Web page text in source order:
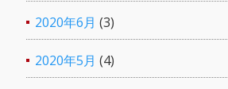
2020年6月 (3)
2020年5月 (4)